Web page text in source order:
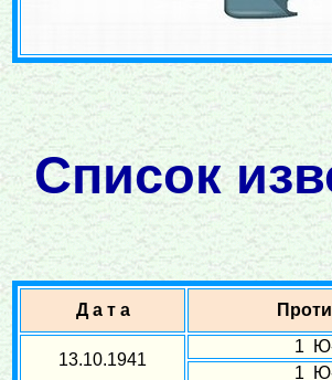
Список
Д а т а
13.10.1941
1
1